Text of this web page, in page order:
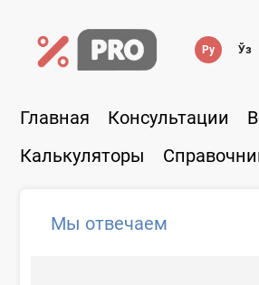
Ру Ўз
Главная Консультации
Калькуляторы
Мы отвечаем